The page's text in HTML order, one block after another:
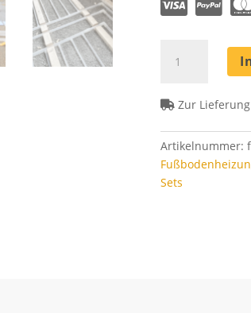
m²
Rohrabstand
8
cm
Zur
Artikelnummer:
Sets